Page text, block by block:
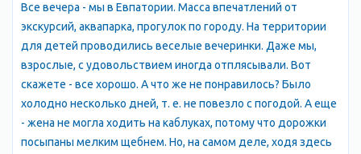
Все вечера - мы в Евпатории. Масса впечатлений от
экскурсий, аквапарка, прогулок по городу. На территории
для детей проводились веселые вечеринки. Даже мы,
взрослые, с удовольствием иногда отплясывали. Вот
скажете - все хорошо. А что же не понравилось? Было
холодно несколько дней, т. е. не повезло с погодой. А еще
- жена не могла ходить на каблуках, потому что дорожки
посыпаны мелким щебнем. Но, на самом деле, ходя здесь